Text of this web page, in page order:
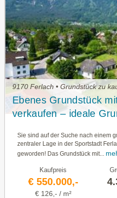
9170 Ferlach • Grundstück zu
Ebenes Grundstück
verkaufen – ideale
Sie sind auf der Suche nach einem
zentraler Lage in der Sportstadt
geworden! Das Grundstück mit...
Kaufpreis
€ 550.000,-
€ 126,- / m²